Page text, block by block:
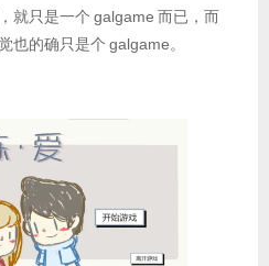
就只是一个 galgame 而已，而
也的确只是个 galgame。